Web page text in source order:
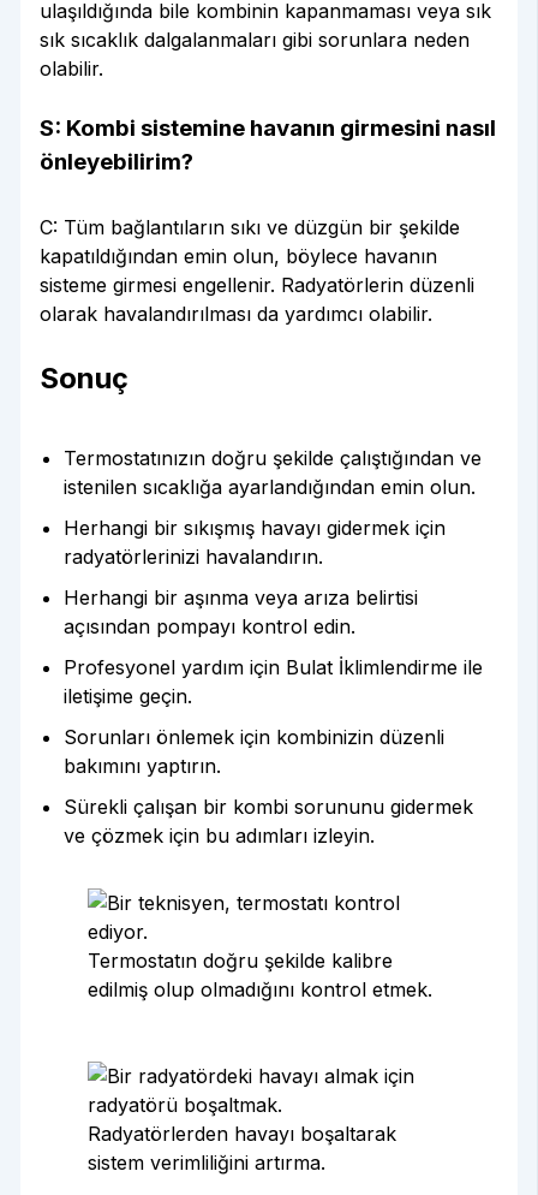
ulaşıldığında bile kombinin kapanmaması veya sık
sık sıcaklık dalgalanmaları gibi sorunlara neden
olabilir.
S: Kombi sistemine havanın girmesini nasıl
önleyebilirim?
C: Tüm bağlantıların sıkı ve düzgün bir şekilde
kapatıldığından emin olun, böylece havanın
sisteme girmesi engellenir. Radyatörlerin düzenli
olarak havalandırılması da yardımcı olabilir.
Sonuç
Termostatınızın doğru şekilde çalıştığından ve
istenilen sıcaklığa ayarlandığından emin olun.
Herhangi bir sıkışmış havayı gidermek için
radyatörlerinizi havalandırın.
Herhangi bir aşınma veya arıza belirtisi
açısından pompayı kontrol edin.
Profesyonel yardım için Bulat İklimlendirme ile
iletişime geçin.
Sorunları önlemek için kombinizin düzenli
bakımını yaptırın.
Sürekli çalışan bir kombi sorununu gidermek
ve çözmek için bu adımları izleyin.
Termostatın doğru şekilde kalibre
edilmiş olup olmadığını kontrol etmek.
Radyatörlerden havayı boşaltarak
sistem verimliliğini artırma.